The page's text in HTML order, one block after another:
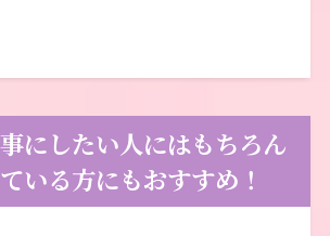
にしたい人にはもちろん
いる方にもおすすめ！